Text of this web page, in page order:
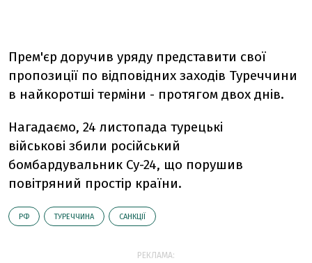
Прем'єр доручив уряду представити свої
пропозиції по відповідних заходів Туреччини
в найкоротші терміни - протягом двох днів.
Нагадаємо, 24 листопада турецькі
військові збили російський
бомбардувальник Су-24, що порушив
повітряний простір країни.
РФ ТУРЕЧЧИНА САНКЦІЇ
РЕКЛАМА: